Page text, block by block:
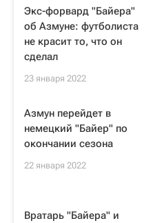
Экс-форвард "Байера"
об Азмуне: футболиста
не красит то, что он
сделал
23 января 2022
Азмун перейдет в
немецкий "Байер" по
окончании сезона
22 января 2022
Вратарь "Байера" и